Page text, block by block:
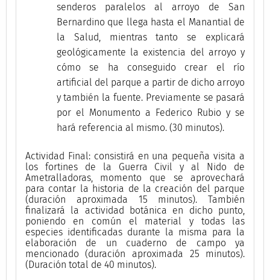
senderos paralelos al arroyo de San
Bernardino que llega hasta el Manantial de
la Salud, mientras tanto se explicará
geológicamente la existencia del arroyo y
cómo se ha conseguido crear el río
artificial del parque a partir de dicho arroyo
y también la fuente. Previamente se pasará
por el Monumento a Federico Rubio y se
hará referencia al mismo. (30 minutos).
Actividad Final: consistirá en una pequeña visita a
los fortines de la Guerra Civil y al Nido de
Ametralladoras, momento que se aprovechará
para contar la historia de la creación del parque
(duración aproximada 15 minutos). También
finalizará la actividad botánica en dicho punto,
poniendo en común el material y todas las
especies identificadas durante la misma para la
elaboración de un cuaderno de campo ya
mencionado (duración aproximada 25 minutos).
(Duración total de 40 minutos).